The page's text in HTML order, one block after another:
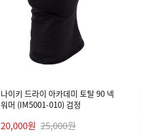
나이키 드라이 아카데미 토탈 90 넥
워머 (IM5001-010) 검정
20,000원 25,000원